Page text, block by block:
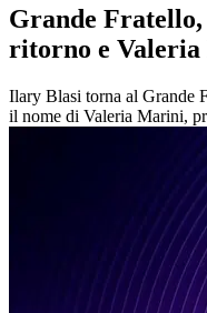
Grande
ritorno e
Ilary Blasi torna al Grande
il nome di Valeria Marini,